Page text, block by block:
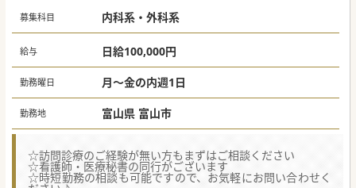
募集科目 内科系・外科系
給与 日給100,000円
勤務曜日 月～金の内週1日
勤務地 富山県 富山市
☆訪問診療のご経験が無い方もまずはご相談ください
☆看護師・医療秘書の同行がございます
☆時短勤務の相談も可能ですので、お気軽にお問い合わせく